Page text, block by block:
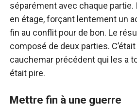
séparément avec chaque partie.
en étage, forçant lentement un
fin au conflit pour de bon. Le
composé de deux parties.
cauchemar précédent qui les a
était pire.
Mettre fin à une guerre